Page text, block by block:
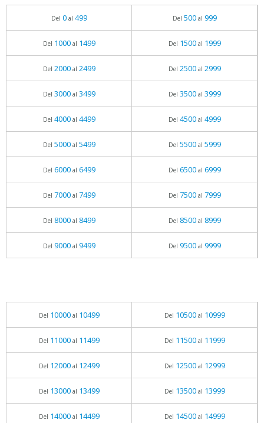
Del 0al 499 Del 500al 999
Del 1000al 1499 Del 1500al 1999
Del 2000al 2499 Del 2500al 2999
Del 3000al 3499 Del 3500al 3999
Del 4000al 4499 Del 4500al 4999
Del 5000al 5499 Del 5500al 5999
Del 6000al 6499 Del 6500al 6999
Del 7000al 7499 Del 7500al 7999
Del 8000al 8499 Del 8500al 8999
Del 9000al 9499 Del 9500al 9999
Del 10000al 10499 Del 10500al 10999
Del 11000al 11499 Del 11500al 11999
Del 12000al 12499 Del 12500al 12999
Del 13000al 13499 Del 13500al 13999
Del 14000al 14499 Del 14500al 14999